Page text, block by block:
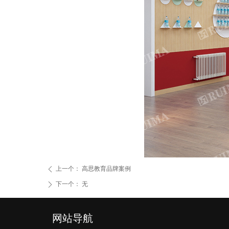
ꄴ 上一个： 高思教育品牌案例
ꄲ 下一个： 无
网站导航